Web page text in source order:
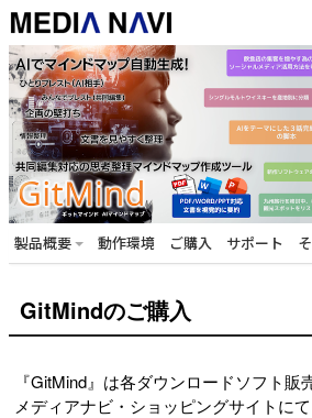
製品概要 動作環境 ご購入 サポート
GitMindのご購入
『GitMind』は各ダウンロードソフト
メディアナビ・ショッピングサイトにて